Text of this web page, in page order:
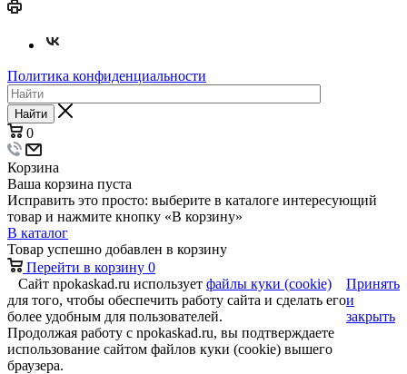
Политика конфиденциальности
Найти
0
Корзина
Ваша корзина пуста
Исправить это просто: выберите в каталоге интересующий
товар и нажмите кнопку «В корзину»
В каталог
Товар успешно добавлен в корзину
Перейти в корзину 0
Сайт npokaskad.ru использует файлы куки (cookie)
для того, чтобы обеспечить работу сайта и сделать его
более удобным для пользователей.
Продолжая работу с npokaskad.ru, вы подтверждаете
использование сайтом файлов куки (cookie) вышего
браузера.
Принять
и
закрыть